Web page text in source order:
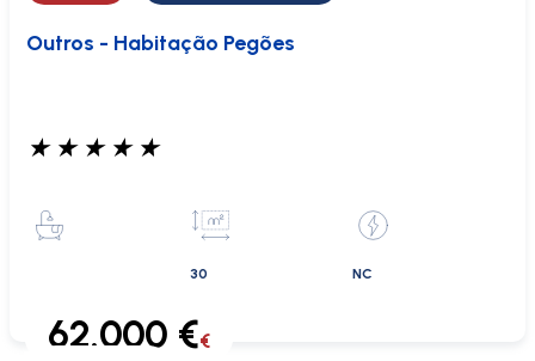
Outros - Habitação Pegões
★ ★ ★ ★ ★
30 NC
62.000 €€